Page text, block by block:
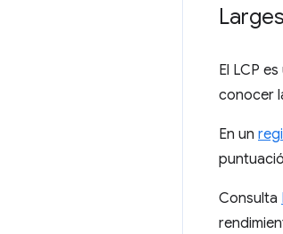
El LCP
conocer
En un
Consulta